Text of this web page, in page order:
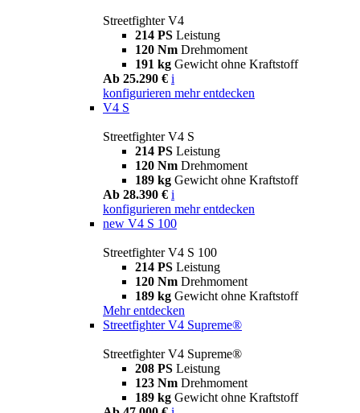
Streetfighter V4
214 PS Leistung
120 Nm Drehmoment
191 kg Gewicht ohne Kraftstoff
Ab 25.290 € i
konfigurieren mehr entdecken
V4 S
Streetfighter V4 S
214 PS Leistung
120 Nm Drehmoment
189 kg Gewicht ohne Kraftstoff
Ab 28.390 € i
konfigurieren mehr entdecken
new V4 S 100
Streetfighter V4 S 100
214 PS Leistung
120 Nm Drehmoment
189 kg Gewicht ohne Kraftstoff
Mehr entdecken
Streetfighter V4 Supreme®
Streetfighter V4 Supreme®
208 PS Leistung
123 Nm Drehmoment
189 kg Gewicht ohne Kraftstoff